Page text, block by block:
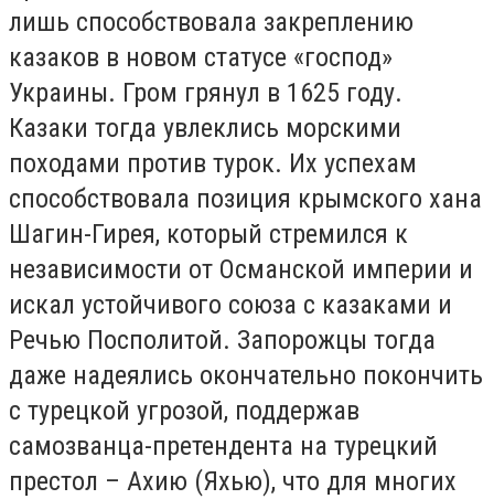
лишь способствовала закреплению
казаков в новом статусе «господ»
Украины. Гром грянул в 1625 году.
Казаки тогда увлеклись морскими
походами против турок. Их успехам
способствовала позиция крымского хана
Шагин-Гирея, который стремился к
независимости от Османской империи и
искал устойчивого союза с казаками и
Речью Посполитой. Запорожцы тогда
даже надеялись окончательно покончить
с турецкой угрозой, поддержав
самозванца-претендента на турецкий
престол – Ахию (Яхью), что для многих